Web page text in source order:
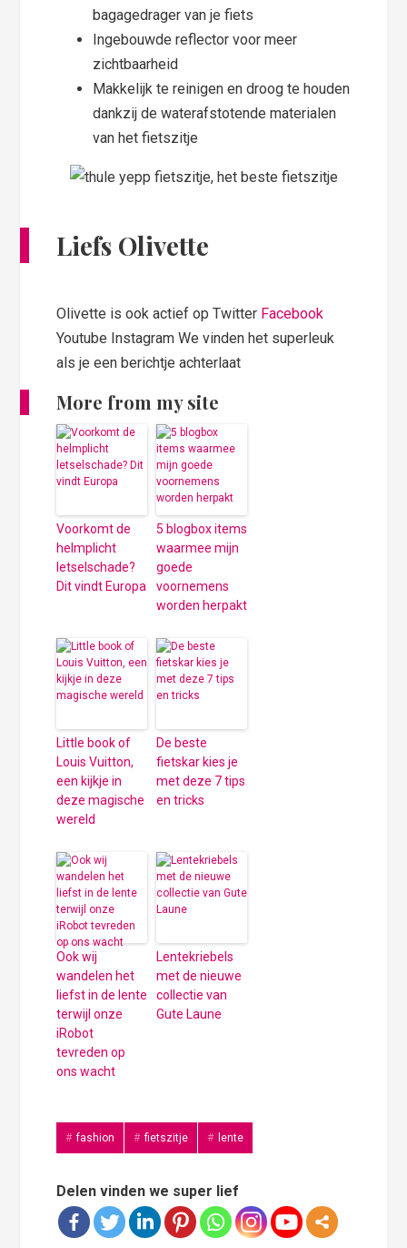
bagagedrager van je fiets
Ingebouwde reflector voor meer
zichtbaarheid
Makkelijk te reinigen en droog te houden
dankzij de waterafstotende materialen
van het fietszitje
Liefs Olivette
Olivette is ook actief op Twitter Facebook
Youtube Instagram We vinden het superleuk
als je een berichtje achterlaat
More from my site
Voorkomt de
helmplicht
letselschade?
Dit vindt Europa
5 blogbox items
waarmee mijn
goede
voornemens
worden herpakt
Little book of
Louis Vuitton,
een kijkje in
deze magische
wereld
De beste
fietskar kies je
met deze 7 tips
en tricks
Ook wij
wandelen het
liefst in de lente
terwijl onze
iRobot
tevreden op
ons wacht
Lentekriebels
met de nieuwe
collectie van
Gute Laune
fashion fietszitje lente
Delen vinden we super lief